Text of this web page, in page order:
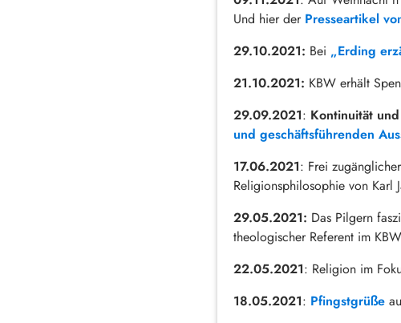
Und hier der Presseartikel
29.10.2021: Bei „Erding
21.10.2021: KBW erhält
29.09.2021: Kontinuität
und geschäftsführenden
17.06.2021: Frei
Religionsphilosophie von Karl
29.05.2021: Das Pilgern
theologischer Referent im KBW
22.05.2021: Religion im
18.05.2021: Pfingstgrüße